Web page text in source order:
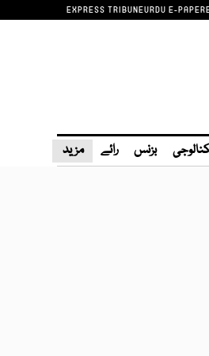
EXPRESS TRIBUNEURDU E-PAPER
بزنس رائے مزید